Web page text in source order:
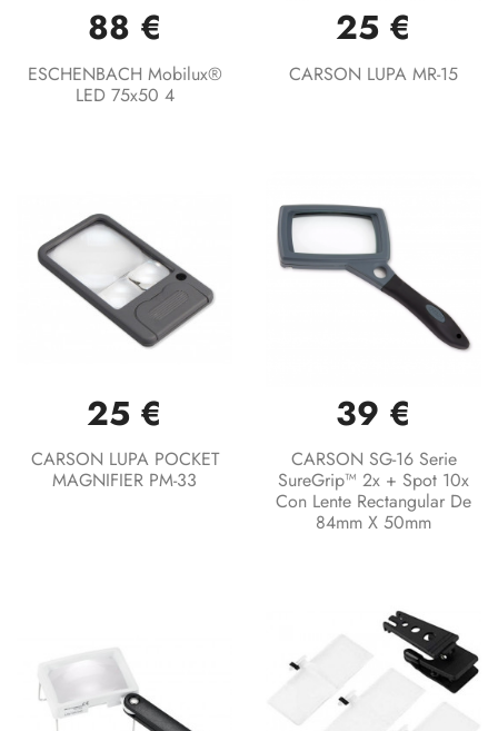
88 €
ESCHENBACH Mobilux®
LED 75x50 4
25 €
CARSON LUPA MR-15
25 €
CARSON LUPA POCKET
MAGNIFIER PM-33
39 €
CARSON SG-16 Serie
SureGrip™ 2x + Spot 10x
Con Lente Rectangular De
84mm X 50mm